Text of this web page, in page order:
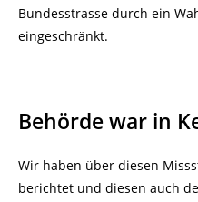
Bundesstrasse durch ein
eingeschränkt.
Behörde war in
Wir haben über diesen
berichtet und diesen auch